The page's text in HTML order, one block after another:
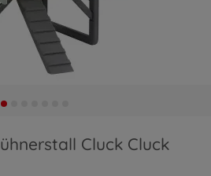
Cluck Cluck